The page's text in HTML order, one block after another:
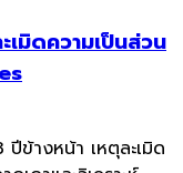
มิดความเป็นส่วน
ข้างหน้า เหตุละเมิด